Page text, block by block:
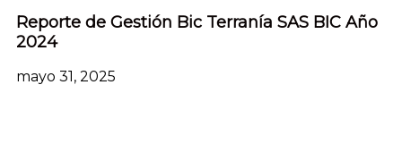
Reporte de Gestión Bic Terranía SAS BIC Año
2024
mayo 31, 2025